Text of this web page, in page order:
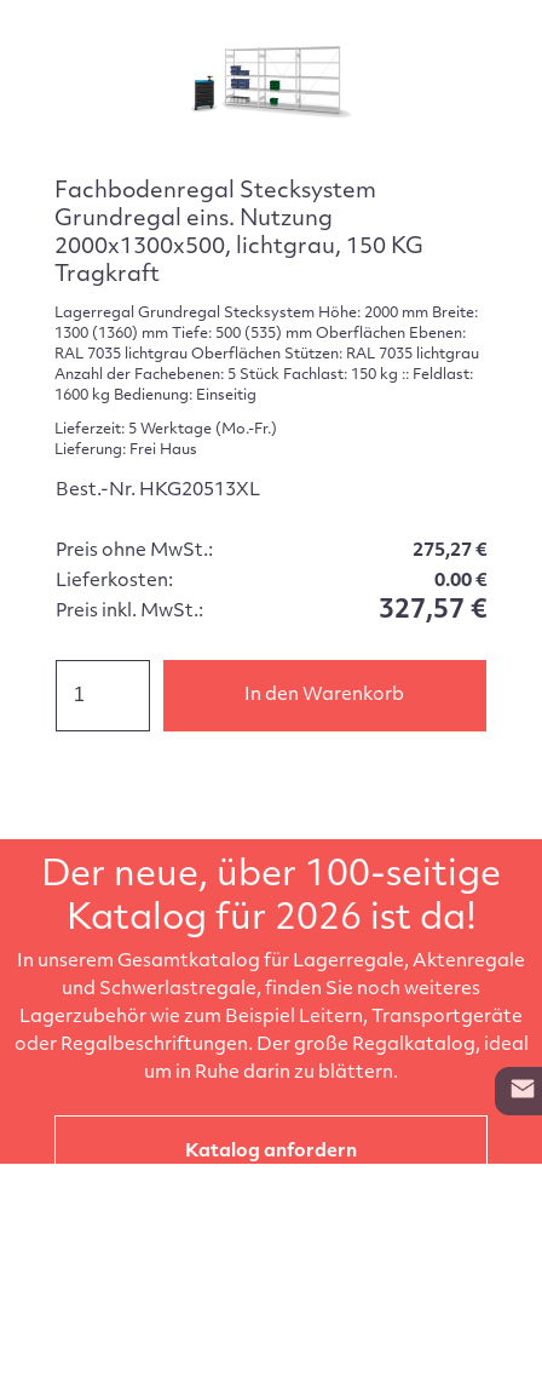
Fachbodenregal Stecksystem
Grundregal eins. Nutzung
2000x1300x500, lichtgrau, 150 KG
Tragkraft
Lagerregal Grundregal Stecksystem Höhe: 2000 mm Breite:
1300 (1360) mm Tiefe: 500 (535) mm Oberflächen Ebenen:
RAL 7035 lichtgrau Oberflächen Stützen: RAL 7035 lichtgrau
Anzahl der Fachebenen: 5 Stück Fachlast: 150 kg :: Feldlast:
1600 kg Bedienung: Einseitig
Lieferzeit: 5 Werktage (Mo.-Fr.)
Lieferung: Frei Haus
Best.-Nr. HKG20513XL
Preis ohne MwSt.:
275,27 €
Lieferkosten:
0.00 €
Preis inkl. MwSt.:
327,57 €
In den Warenkorb
Der neue, über 100-seitige
Katalog für 2026 ist da!
In unserem Gesamtkatalog für Lagerregale, Aktenregale
und Schwerlastregale, finden Sie noch weiteres
Lagerzubehör wie zum Beispiel Leitern, Transportgeräte
oder Regalbeschriftungen. Der große Regalkatalog, ideal
um in Ruhe darin zu blättern.
Katalog anfordern